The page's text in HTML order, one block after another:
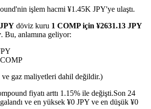
döviz, değerli metaller ve emtia türevleri
işlem hacmi ¥1.45K JPY'ye ulaştı.
döviz kuru 1 COMP için ¥2631.13 JPY
. Bu, anlamına geliyor:
COMP
gaz maliyetleri dahil değildir.)
fiyatı arttı 1.15% ile değişti.Son 24
ve en yüksek ¥0 JPY ve en düşük ¥0